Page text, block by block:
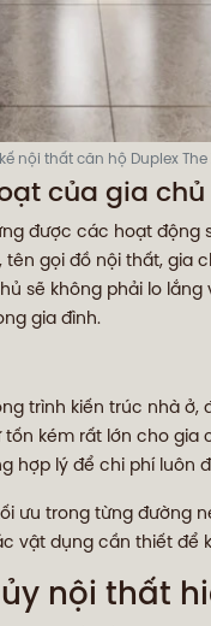
nội thất căn hộ Duplex The
của gia chủ
được các hoạt động
gọi đồ nội thất, gia
sẽ không phải lo
gia đình.
trình kiến trúc nhà
kém rất lớn cho
hợp lý để chi phí luôn
ưu trong từng đường
vật dụng cần thiết để
nội thất